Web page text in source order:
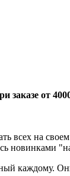
заказе от
на своем
новинками
каждому.